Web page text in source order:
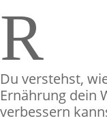
R
Du verstehst,
Ernährung dein
verbessern